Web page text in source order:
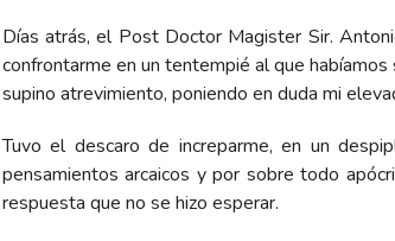
Días atrás, el Post Doctor Magister Sir.
confrontarme en un tentempié al que
supino atrevimiento, poniendo en duda mi
Tuvo el descaro de increparme, en un
pensamientos arcaicos y por sobre todo
respuesta que no se hizo esperar.